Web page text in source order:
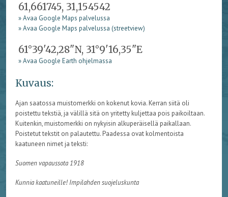
61,661745, 31,154542
» Avaa Google Maps palvelussa
» Avaa Google Maps palvelussa (streetview)
61°39'42,28"N, 31°9'16,35"E
» Avaa Google Earth ohjelmassa
Kuvaus:
Ajan saatossa muistomerkki on kokenut kovia. Kerran siitä oli
poistettu tekstiä, ja välillä sitä on yritetty kuljettaa pois paikoiltaan.
Kuitenkin, muistomerkki on nykyisin alkuperäisellä paikallaan.
Poistetut tekstit on palautettu. Paadessa ovat kolmentoista
kaatuneen nimet ja teksti:
Suomen vapaussota 1918
Kunnia kaatuneille! Impilahden suojeluskunta